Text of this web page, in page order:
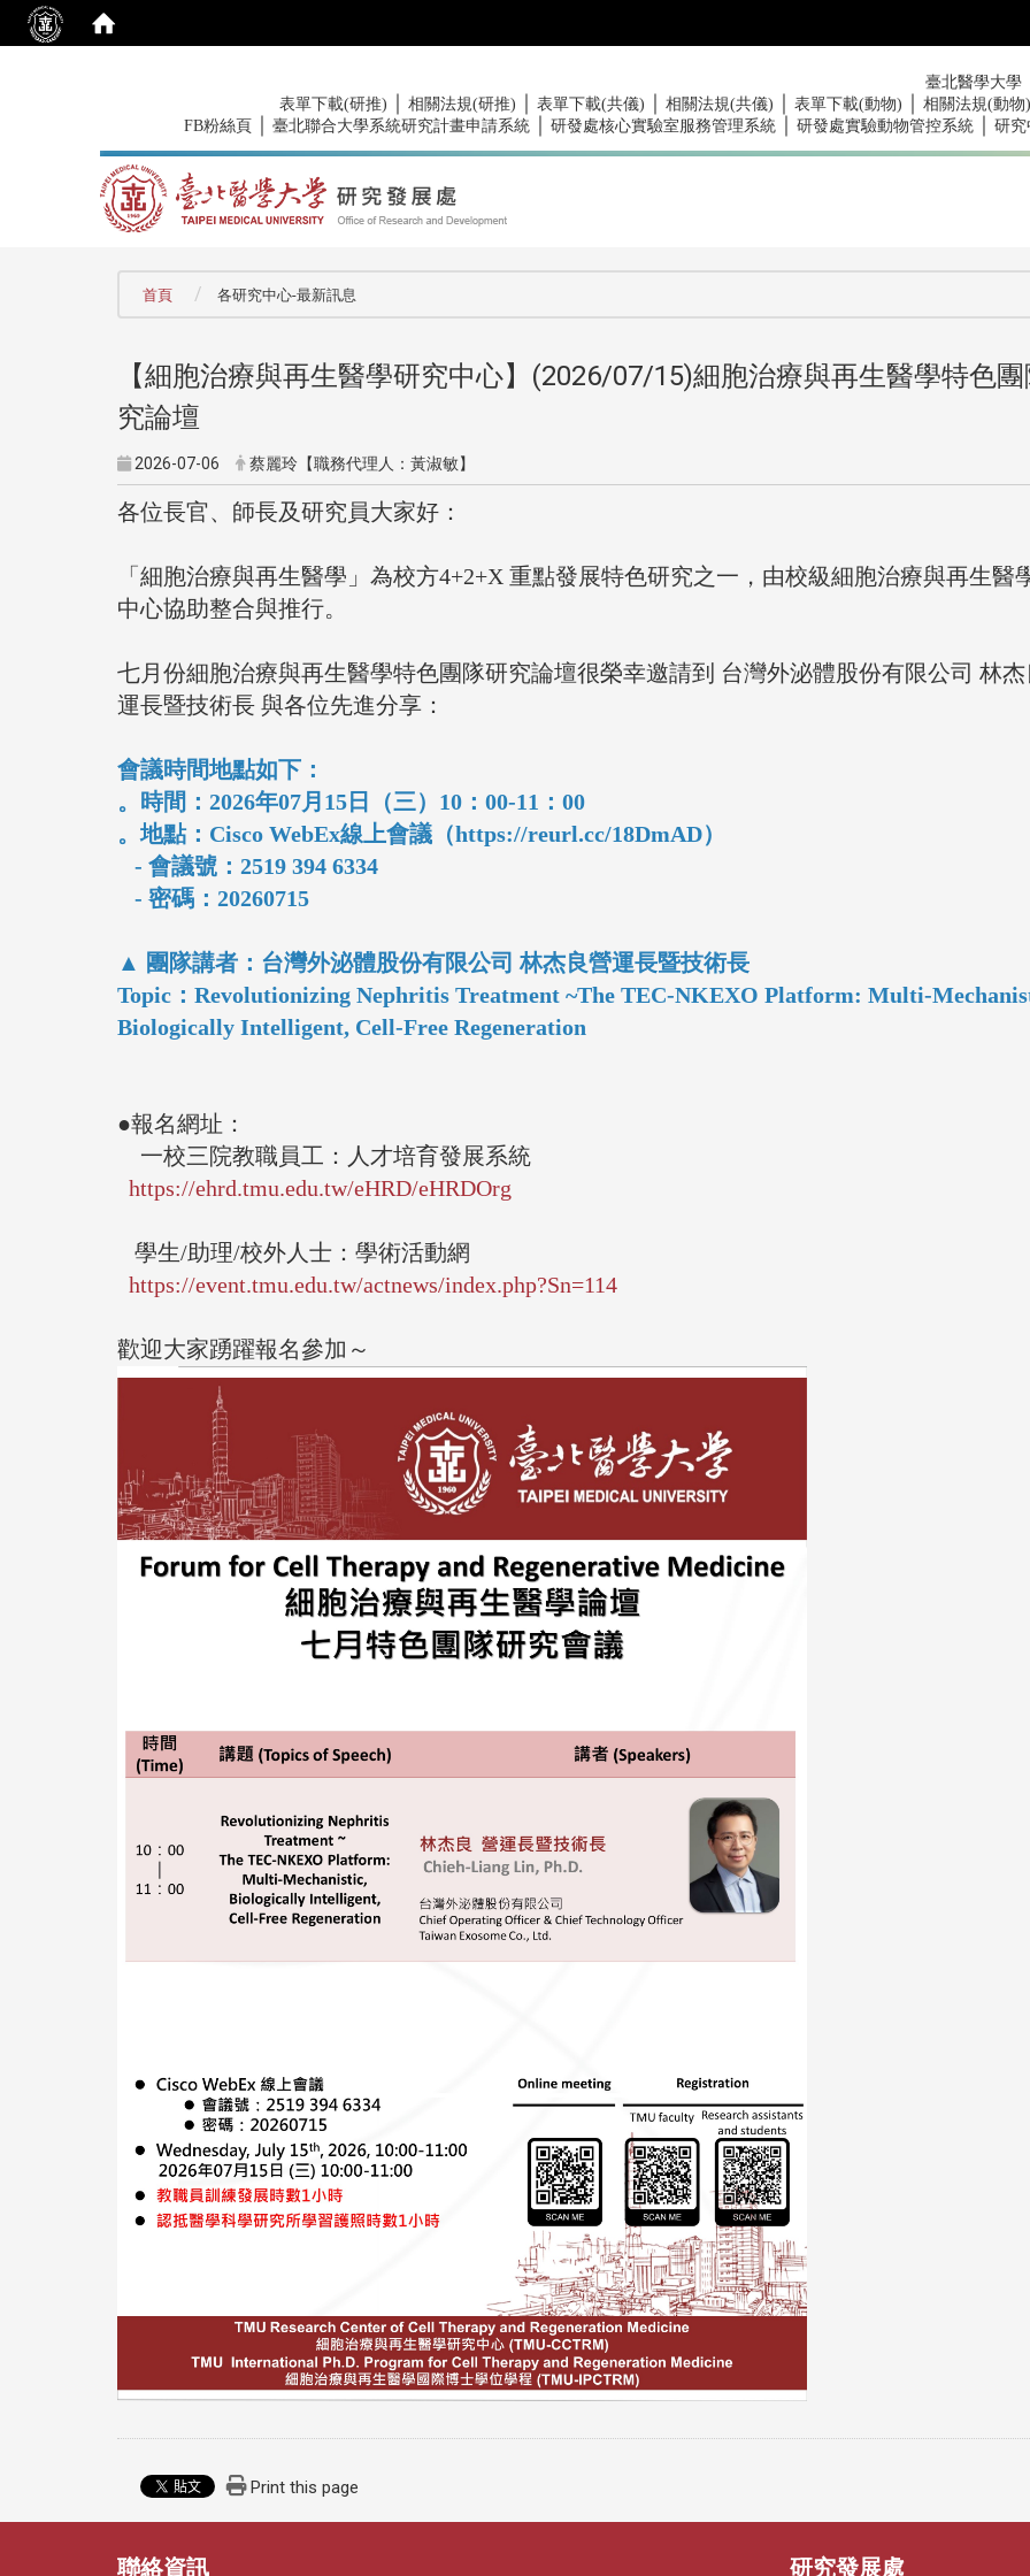
臺北醫學大學
表單下載(研推) 相關法規(研推) 表單下載(共儀) 相關法規(共儀) 表單下載(動物) 相關法規(動物)
FB粉絲頁 臺北聯合大學系統研究計畫申請系統 研發處核心實驗室服務管理系統 研發處實驗動物管控系統 研究
首頁 各研究中心-最新訊息
【細胞治療與再生醫學研究中心】(2026/07/15)細胞治療與再生醫學特色
究論壇
2026-07-06 蔡麗玲【職務代理人：黃淑敏】
各位長官、師長及研究員大家好：
「細胞治療與再生醫學」為校方4+2+X 重點發展特色研究之一，由校級細胞治療與再生醫
中心協助整合與推行。
七月份細胞治療與再生醫學特色團隊研究論壇很榮幸邀請到 台灣外泌體股份有限公司 林杰
運長暨技術長 與各位先進分享：
會議時間地點如下：
。時間：2026年07月15日（三）10：00-11：00
。地點：Cisco WebEx線上會議（https://reurl.cc/18DmAD）
- 會議號：2519 394 6334
- 密碼：20260715
▲ 團隊講者：台灣外泌體股份有限公司 林杰良營運長暨技術長
Topic：Revolutionizing Nephritis Treatment ~The TEC-NKEXO Platform: Multi-
Biologically Intelligent, Cell-Free Regeneration
●報名網址：
一校三院教職員工：人才培育發展系統
https://ehrd.tmu.edu.tw/eHRD/eHRDOrg
學生/助理/校外人士：學術活動網
https://event.tmu.edu.tw/actnews/index.php?Sn=114
歡迎大家踴躍報名參加～
Print this page
聯絡資訊 研究發展處